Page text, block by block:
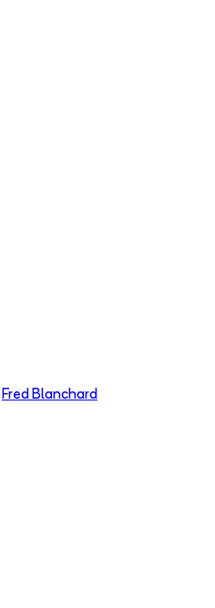
Fred Blanchard